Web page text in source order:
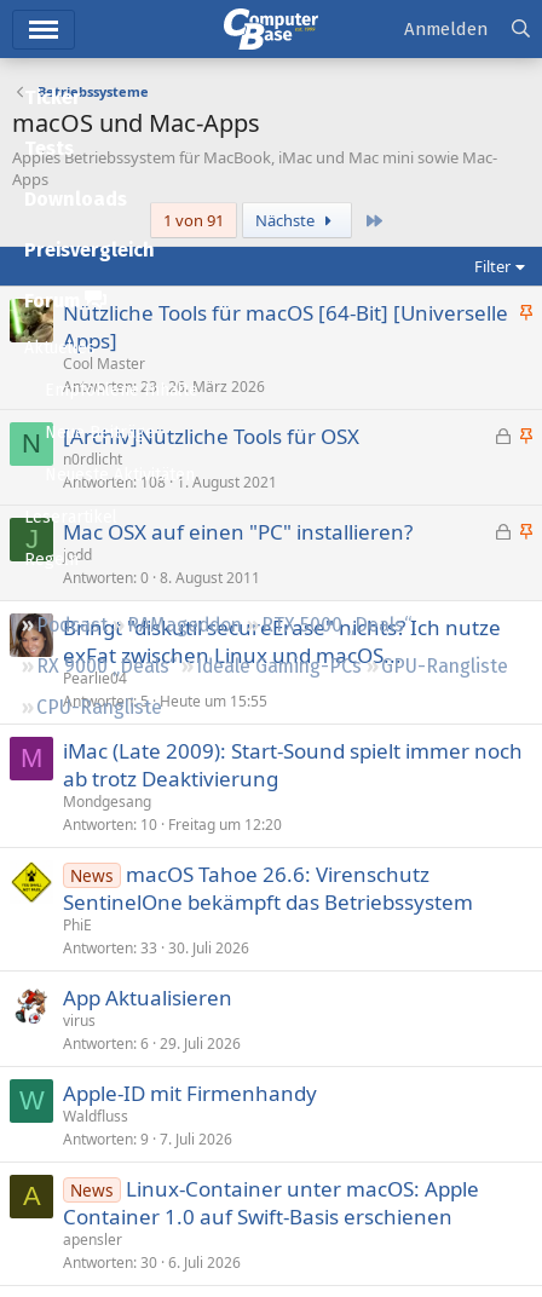
Ticker
Tests
Preisvergleich
Forum
Aktuelles
Empfohlene Inhalte
Neue Beiträge
Neueste Aktivitäten
Leserartikel
Regeln
Podcast RAMageddon
RTX 5000 „Deals“
RX 9000 „Deals“
Ideale Gaming-PCs
GPU-Rangliste
CPU-Rangliste
Anmelden
Betriebssysteme
macOS und Mac-Apps
Apples Betriebssystem für MacBook, iMac und Mac mini sowie Mac-
Apps
1 von 91
Nächste
Filter
A
i
Nützliche Tools für macOS [64-Bit] [Universelle
Apps]
Cool Master
Antworten 23 26. März 2026
N
G
e
A
p
[Archiv]Nützliche Tools für OSX
n0rdlicht
Antworten 108 1. August 2021
J
G
p
A
e
t
Mac OSX auf einen "PC" installieren?
jodd
Antworten 0 8. August 2011
Bringt "diskutil secureErase" nichts? Ich nutze
exFat zwischen Linux und macOS...
Pearlie04
Antworten 5 Heute um 15:55
M
iMac (Late 2009): Start-Sound spielt immer noch
ab trotz Deaktivierung
Mondgesang
Antworten 10 Freitag um 12:20
News
macOS Tahoe 26.6: Virenschutz
SentinelOne be­kämpft das Betriebssystem
PhiE
Antworten 33 30. Juli 2026
App Aktualisieren
virus
Antworten 6 29. Juli 2026
W Apple-ID mit Firmenhandy
Waldfluss
Antworten 9 7. Juli 2026
A News
Linux-Container unter macOS: Apple
Container 1.0 auf Swift-Basis erschienen
apensler
Antworten 30 6. Juli 2026